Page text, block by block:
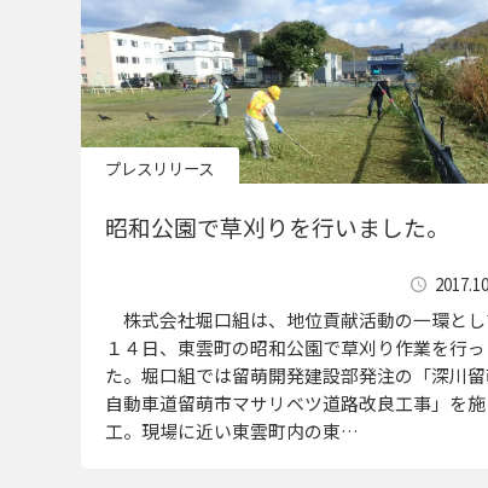
プレスリリース
昭和公園で草刈りを行いました。
株式会社堀口組は、地位貢献活動の一環と
１４日、東雲町の昭和公園で草刈り作業を行っ
た。堀口組では留萌開発建設部発注の「深川
自動車道留萌市マサリベツ道路改良工事」を施
工。現場に近い東雲町内の東…